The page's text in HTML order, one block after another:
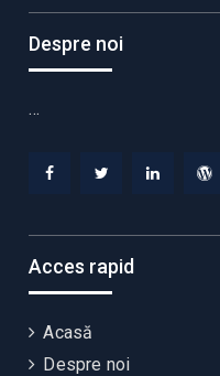
Despre noi
…
Acces rapid
Acasă
Despre noi